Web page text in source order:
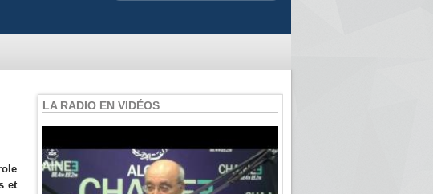
et
LA RADIO EN VIDÉOS